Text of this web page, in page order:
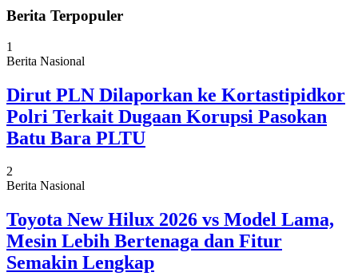
Berita Terpopuler
1
Berita Nasional
Dirut PLN Dilaporkan ke Kortastipidkor
Polri Terkait Dugaan Korupsi Pasokan
Batu Bara PLTU
2
Berita Nasional
Toyota New Hilux 2026 vs Model Lama,
Mesin Lebih Bertenaga dan Fitur
Semakin Lengkap